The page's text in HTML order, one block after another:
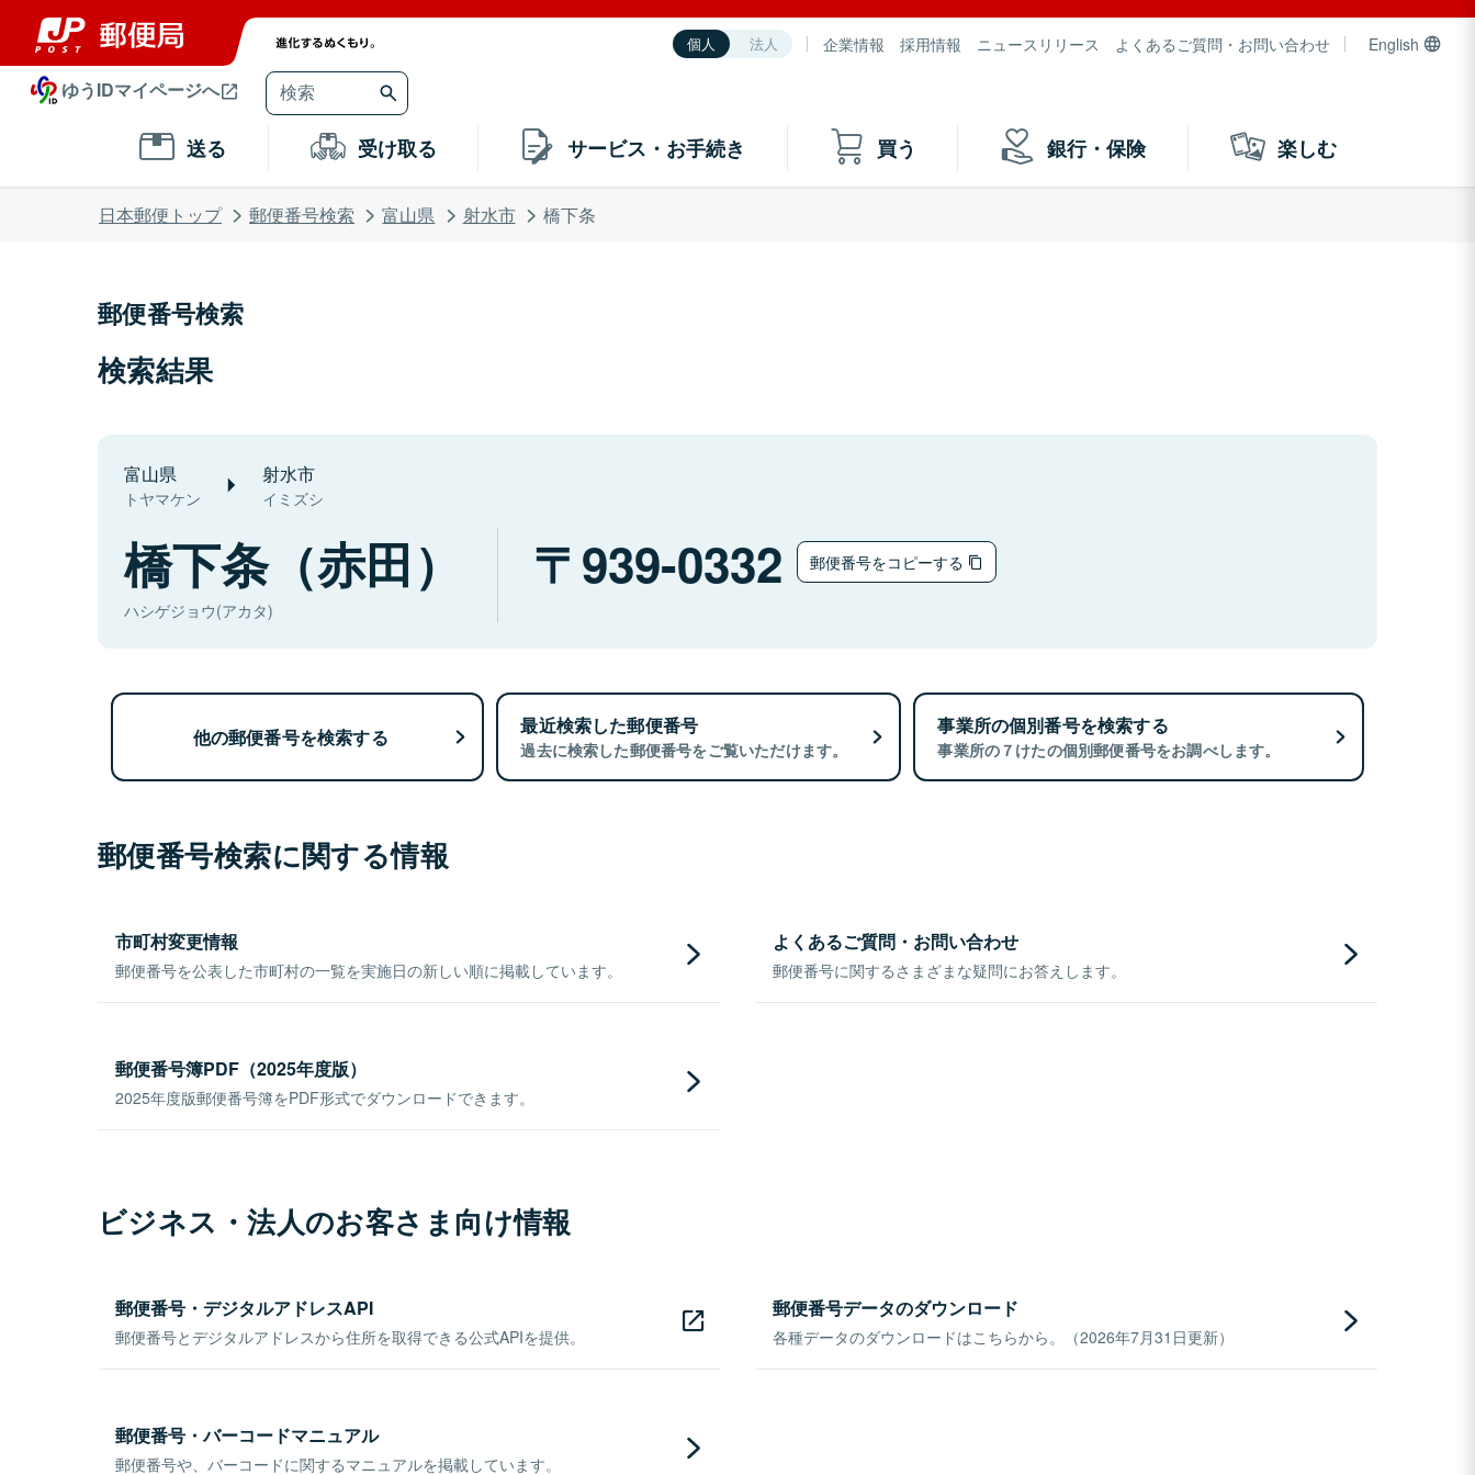
個人 法人 企業情報 採用情報 ニュースリリース よくあるご質問・お問い合わせ English
ゆうIDマイページへ
送る 受け取る サービス・お手続き 買う 銀行・保険 楽しむ
日本郵便トップ 郵便番号検索 富山県 射水市 橋下条
郵便番号検索
検索結果
富山県
トヤマケン
射水市
イミズシ
橋下条（赤田）
ハシゲジョウ(アカタ)
939-0332 郵便番号をコピーする
他の郵便番号を検索する 最近検索した郵便番号
過去に検索した郵便番号をご覧いただけます。
事業所の個別番号を検索する
事業所の７けたの個別郵便番号をお調べします。
郵便番号検索に関する情報
市町村変更情報
郵便番号を公表した市町村の一覧を実施日の新しい順に掲載しています。
よくあるご質問・お問い合わせ
郵便番号に関するさまざまな疑問にお答えします。
郵便番号簿PDF（2025年度版）
2025年度版郵便番号簿をPDF形式でダウンロードできます。
ビジネス・法人のお客さま向け情報
郵便番号・デジタルアドレスAPI
郵便番号とデジタルアドレスから住所を取得できる公式APIを提供。
郵便番号データのダウンロード
各種データのダウンロードはこちらから。（2026年7月31日更新）
郵便番号・バーコードマニュアル
郵便番号や、バーコードに関するマニュアルを掲載しています。